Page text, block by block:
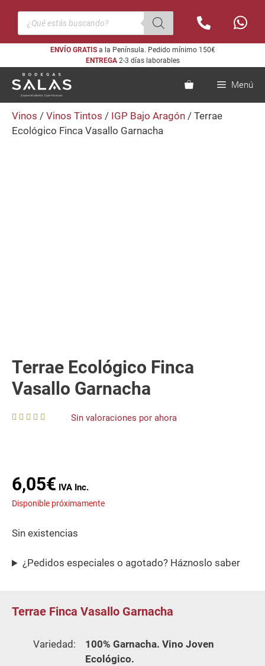
contenido
Búsqueda
de
productos
ENVÍO GRATIS a la Península. Pedido mínimo 150€
ENTREGA 2-3 días laborables
Menú
Vinos / Vinos Tintos / IGP Bajo Aragón / Terrae
Ecológico Finca Vasallo Garnacha
Terrae Ecológico Finca
Vasallo Garnacha
5
Sin valoraciones por ahora
6,05€
Disponible próximamente
Sin existencias
¿Pedidos especiales o agotado? Háznoslo saber
Terrae Finca Vasallo Garnacha
Variedad:
100% Garnacha. Vino Joven
Ecológico.